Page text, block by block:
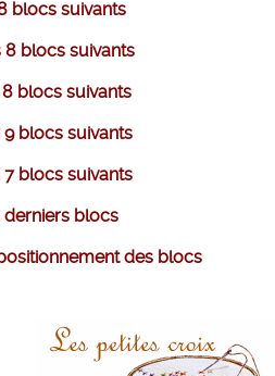
blocs suivants
8 blocs suivants
8 blocs suivants
9 blocs suivants
7 blocs suivants
derniers blocs
des blocs